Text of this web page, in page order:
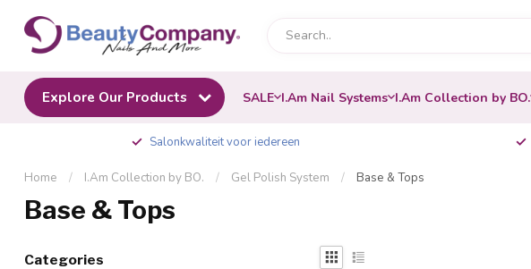
Explore Our Products SALE I.Am Nail Systems I.Am Collection by BO.
Salonkwaliteit voor iedereen
Home / I.Am Collection by BO. / Gel Polish System / Base & Tops
Base & Tops
Categories